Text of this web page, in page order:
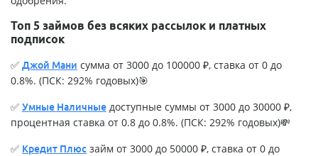
Топ 5 займов без всяких рассылок и платных
подписок
✅ Джой Мани сумма от 3000 до 100000 ₽, ставка от 0 до
0.8%. (ПСК: 292% годовых)🎯
✅ Умные Наличные доступные суммы от 3000 до 30000 ₽,
процентная ставка от 0.8 до 0.8%. (ПСК: 292% годовых)💸
✅ Кредит Плюс займ от 3000 до 50000 ₽, ставка от 0 до